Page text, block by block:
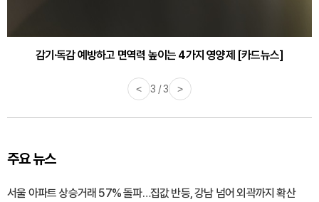
감기·독감 예방하고 면역력 높이는 4가지 영양제 [카드뉴스]
< 3 / 3 >
주요 뉴스
서울 아파트 상승거래 57% 돌파…집값 반등, 강남 넘어 외곽까지 확산